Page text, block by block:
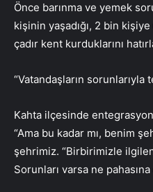
Önce barınma ve yemek
kişinin yaşadığı, 2 bin
çadır kent kurduklarını
“Vatandaşların
Kahta ilçesinde
“Ama bu kadar mı, benim
şehrimiz. “Birbirimizle
Sorunları varsa ne